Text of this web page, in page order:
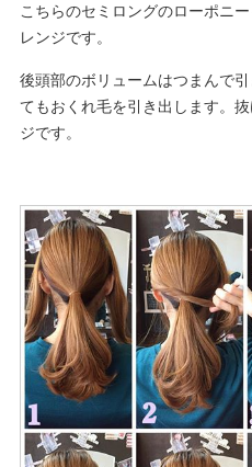
こちらのセミロングのローポニ
レンジです。
後頭部のボリュームはつまんで
てもおくれ毛を引き出します。
ジです。